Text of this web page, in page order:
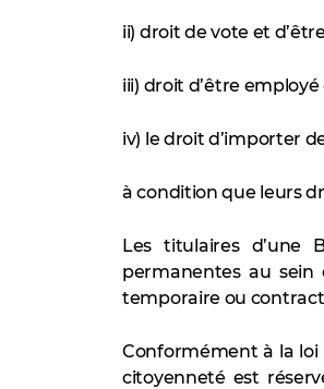
ii) droit de vote et
iii) droit d’être
iv) le droit d’importer
à condition que leurs
Les titulaires d’une
permanentes au
temporaire ou
Conformément à la loi
citoyenneté est